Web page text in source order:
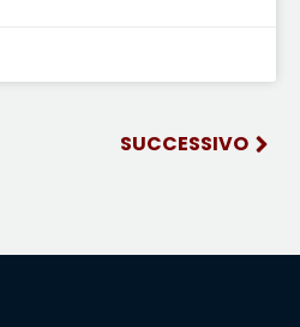
SUCCESSIVO